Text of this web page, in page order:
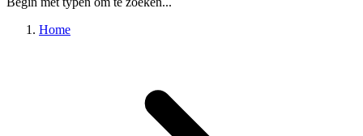
Home